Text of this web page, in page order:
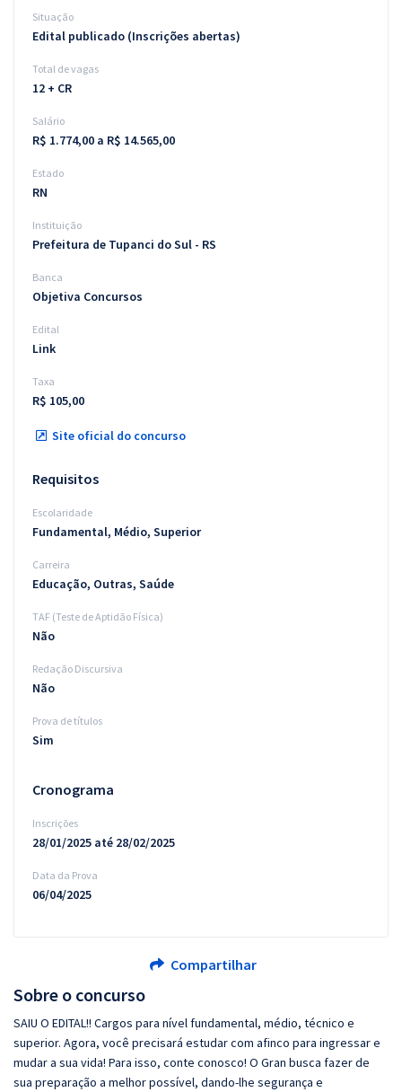
Conteúdo gratuito
Aprovados
Atendimento
Sobre o concurso
SAIU O EDITAL!! Cargos para nível fundamental, médio, técnico e
superior. Agora, você precisará estudar com afinco para ingressar e
mudar a sua vida! Para isso, conte conosco! O Gran busca fazer de
sua preparação a melhor possível, dando-lhe segurança e
Situação
Edital publicado (Inscrições abertas)
Total de vagas
12 + CR
Salário
R$ 1.774,00 a R$ 14.565,00
Estado
RN
Instituição
Prefeitura de Tupanci do Sul - RS
Banca
Objetiva Concursos
Edital
Link
Taxa
R$ 105,00
Site oficial do concurso
Requisitos
Escolaridade
Fundamental, Médio, Superior
Carreira
Educação, Outras, Saúde
TAF (Teste de Aptidão Física)
Não
Redação Discursiva
Não
Prova de títulos
Sim
Cronograma
Inscrições
28/01/2025 até 28/02/2025
Data da Prova
06/04/2025
Compartilhar